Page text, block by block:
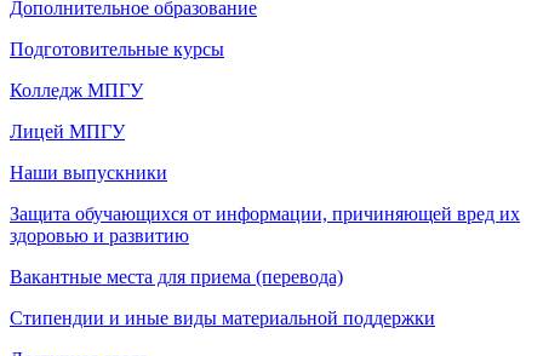
Дополнительное образование
Подготовительные курсы
Колледж МПГУ
Лицей МПГУ
Наши выпускники
Защита обучающихся от информации, причиняющей вред их
здоровью и развитию
Вакантные места для приема (перевода)
Стипендии и иные виды материальной поддержки